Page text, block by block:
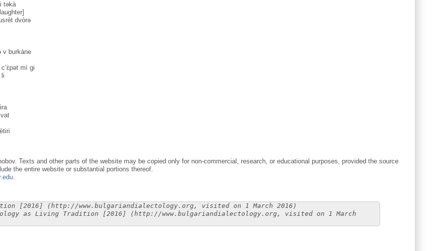
təkà
dvòrə
v burkàne
mì gi
Texts and other parts of the website may be copied only for non-commercial, research, or educational purposes, provided the source
the entire website or substantial portions thereof.
.
[2016] (http://www.bulgariandialectology.org, visited on 1 March 2016)
as Living Tradition [2016] (http://www.bulgariandialectology.org, visited on 1 March